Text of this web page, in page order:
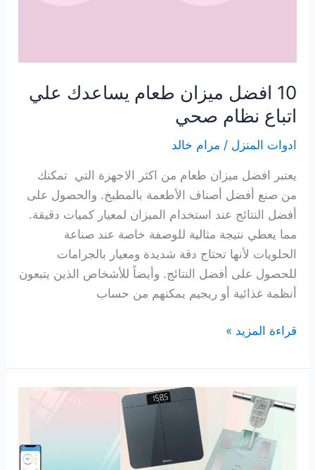
10 افضل ميزان طعام يساعدك علي
اتباع نظام صحي
ادوات المنزل / مرام خالد
يعتبر افضل ميزان طعام من اكثر الاجهزة التي تمكنك
من صنع أفضل أصناف الأطعمة بالمطبخ. والحصول على
أفضل النتائج عند استخدام الميزان لمعيار كميات دقيقة.
مما يعطي نتيجة مثالية للوصفة خاصة عند صناعة
الحلويات لأنها تحتاج دقة شديدة ومعيار بالجرامات
للحصول على أفضل النتائج. وأيضاً للأشخاص الذين يتبعون
أنظمة غذائية أو ريجيم يمكنهم من حساب
10
ميزان
يساعدك
اتباع
قراءة المزيد »